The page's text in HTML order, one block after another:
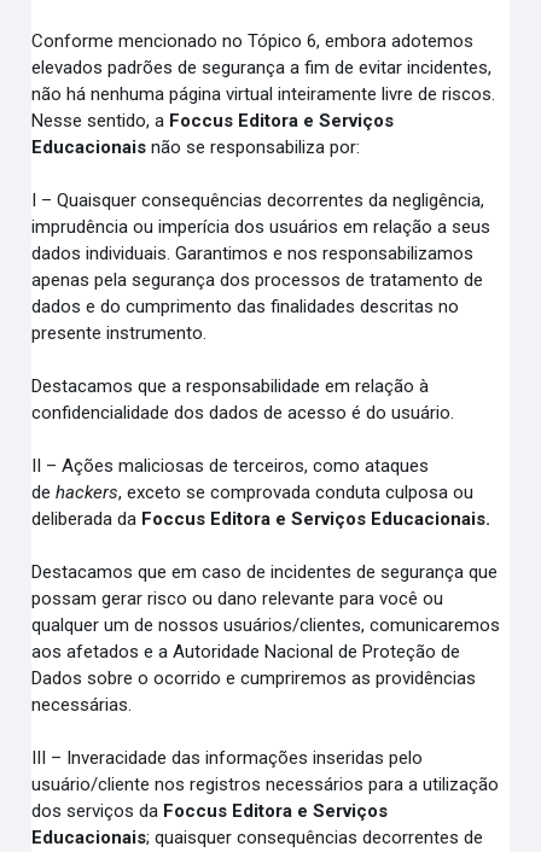
Conforme mencionado no Tópico 6, embora adotemos
elevados padrões de segurança a fim de evitar incidentes,
não há nenhuma página virtual inteiramente livre de riscos.
Nesse sentido, a Foccus Editora e Serviços
Educacionais não se responsabiliza por:
I – Quaisquer consequências decorrentes da negligência,
imprudência ou imperícia dos usuários em relação a seus
dados individuais. Garantimos e nos responsabilizamos
apenas pela segurança dos processos de tratamento de
dados e do cumprimento das finalidades descritas no
presente instrumento.
Destacamos que a responsabilidade em relação à
confidencialidade dos dados de acesso é do usuário.
II – Ações maliciosas de terceiros, como ataques
dehackers, exceto se comprovada conduta culposa ou
deliberada da Foccus Editora e Serviços Educacionais.
Destacamos que em caso de incidentes de segurança que
possam gerar risco ou dano relevante para você ou
qualquer um de nossos usuários/clientes, comunicaremos
aos afetados e a Autoridade Nacional de Proteção de
Dados sobre o ocorrido e cumpriremos as providências
necessárias.
III – Inveracidade das informações inseridas pelo
usuário/cliente nos registros necessários para a utilização
dos serviços da Foccus Editora e Serviços
Educacionais; quaisquer consequências decorrentes de